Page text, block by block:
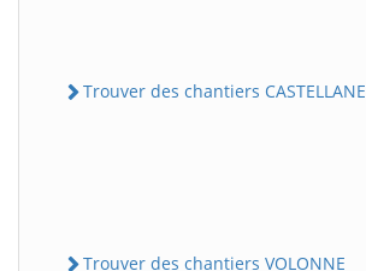
Trouver des chantiers CASTELLANE
Trouver des chantiers VOLONNE